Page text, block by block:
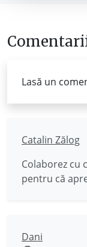
Lasă un
Catalin Zălog
Colaborez cu
pentru că
Dani